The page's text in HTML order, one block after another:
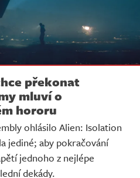
překonat
mluví o
hororu
ohlásilo Alien: Isolation
jediné; aby pokračování
jednoho z nejlépe
dekády.